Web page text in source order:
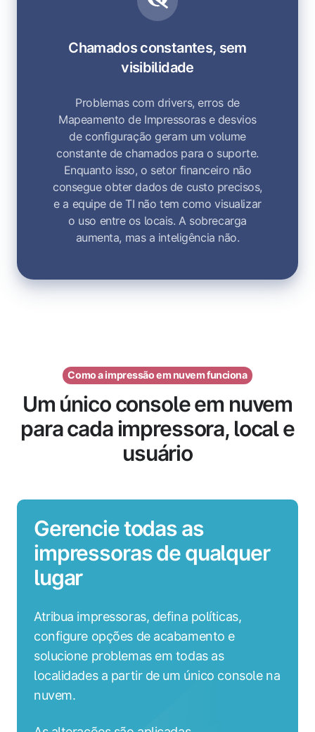
Chamados constantes, sem
visibilidade
Problemas com drivers, erros de
Mapeamento de Impressoras e desvios
de configuração geram um volume
constante de chamados para o suporte.
Enquanto isso, o setor financeiro não
consegue obter dados de custo precisos,
e a equipe de TI não tem como visualizar
o uso entre os locais. A sobrecarga
aumenta, mas a inteligência não.
Como a impressão em nuvem funciona
Um único console em nuvem
para cada impressora, local e
usuário
Gerencie todas as
impressoras de qualquer
lugar
Atribua impressoras, defina políticas,
configure opções de acabamento e
solucione problemas em todas as
localidades a partir de um único console na
nuvem.